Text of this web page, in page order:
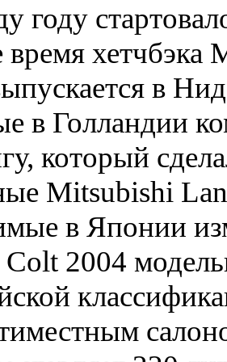
году
время
в
в Голландии
который
Mitsubishi
в Японии
2004